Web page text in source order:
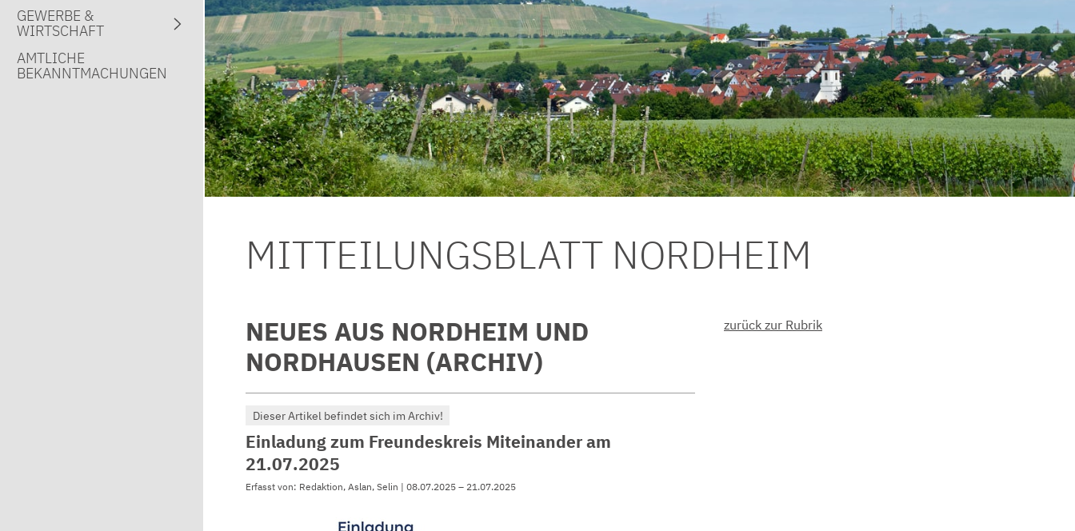
MITTEILUNGSBLATT NORDHEIM
NEUES AUS NORDHEIM UND
NORDHAUSEN (ARCHIV)
Dieser Artikel befindet sich im Archiv!
Einladung zum Freundeskreis Miteinander am
21.07.2025
Erfasst von: Redaktion, Aslan, Selin | 08.07.2025 – 21.07.2025
zurück zur Rubrik
GEWERBE &
WIRTSCHAFT
AMTLICHE
BEKANNTMACHUNGEN